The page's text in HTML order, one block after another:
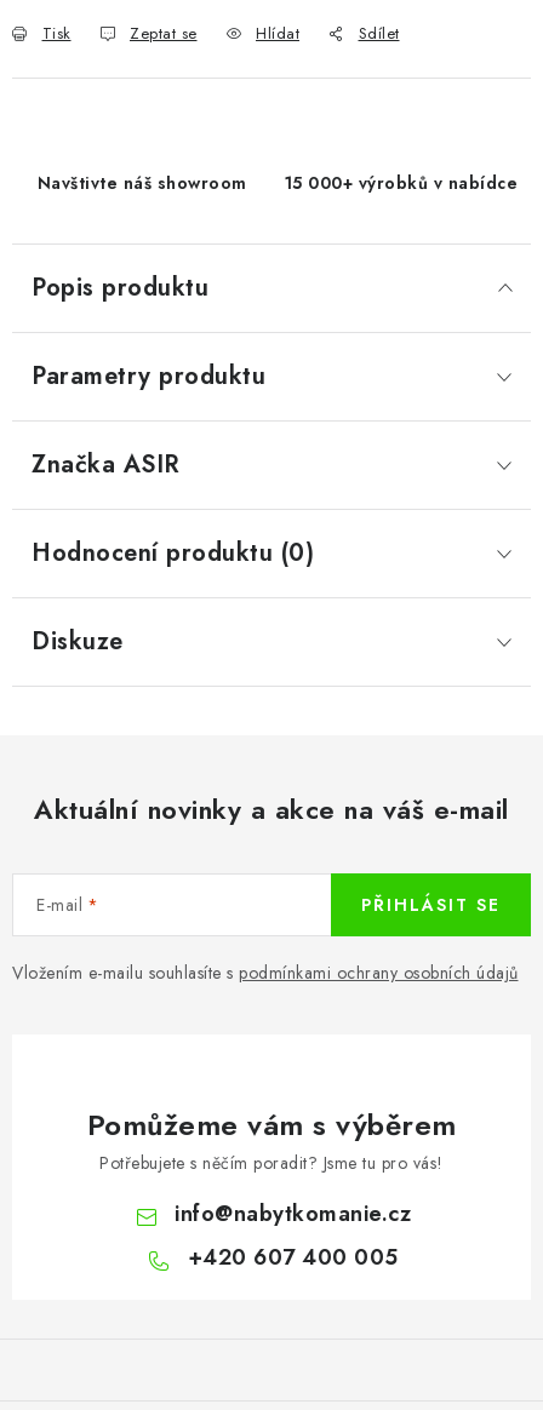
Tisk Zeptat se Hlídat Sdílet
Navštivte náš showroom 15 000+ výrobků v nabídce
Popis produktu
Parametry produktu
Značka ASIR
Hodnocení produktu (0)
Diskuze
Aktuální novinky a akce na váš e-mail
E-mail
Vložením e-mailu souhlasíte s podmínkami ochrany osobních údajů
PŘIHLÁSIT SE
Pomůžeme vám s výběrem
Potřebujete s něčím poradit? Jsme tu pro vás!
info@nabytkomanie.cz
+420 607 400 005